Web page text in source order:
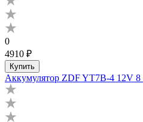
0
4910 ₽
Купить
Аккумулятор ZDF YT7B-4 12V